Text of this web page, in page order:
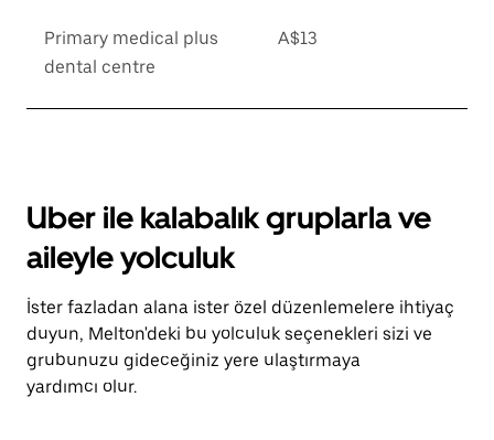
Primary medical plus
dental centre
A$13
Uber ile kalabalık gruplarla ve
aileyle yolculuk
İster fazladan alana ister özel düzenlemelere ihtiyaç
duyun, Melton'deki bu yolculuk seçenekleri sizi ve
grubunuzu gideceğiniz yere ulaştırmaya
yardımcı olur.